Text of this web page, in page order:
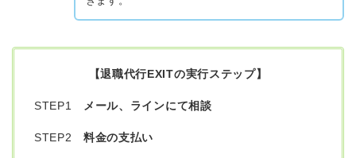
【退職代行EXITの実行ステップ】
STEP1 メール、ラインにて相談
STEP2料金の支払い